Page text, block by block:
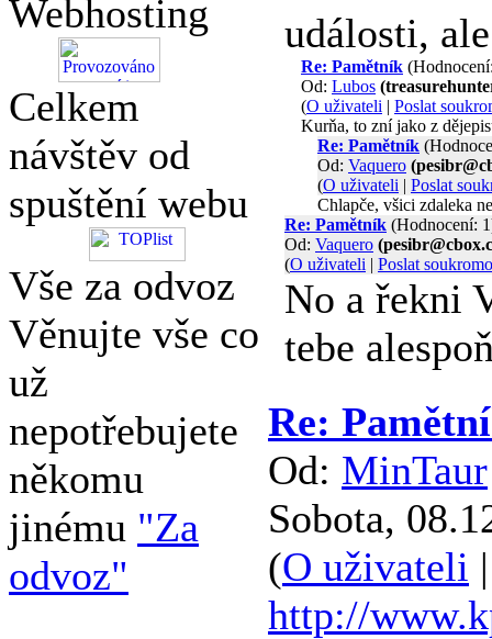
Webhosting
Celkem
návštěv od
spuštění webu
Vše za odvoz
Věnujte vše co
už
nepotřebujete
někomu
jinému "Za
odvoz"
události,
Re: Pamětník
Od: Lubos
(O uživateli | Poslat
Kurňa, to zní jako z
Re: Pamětník
Od: Vaquero
(O uživateli | Poslat
Chlapče, všici zdaleka
Re: Pamětník (Hodnocení:
Od: Vaquero
(O uživateli | Poslat
No a řekni
tebe
Re:
Od: MinTaur
Sobota,
(O uživateli
http://